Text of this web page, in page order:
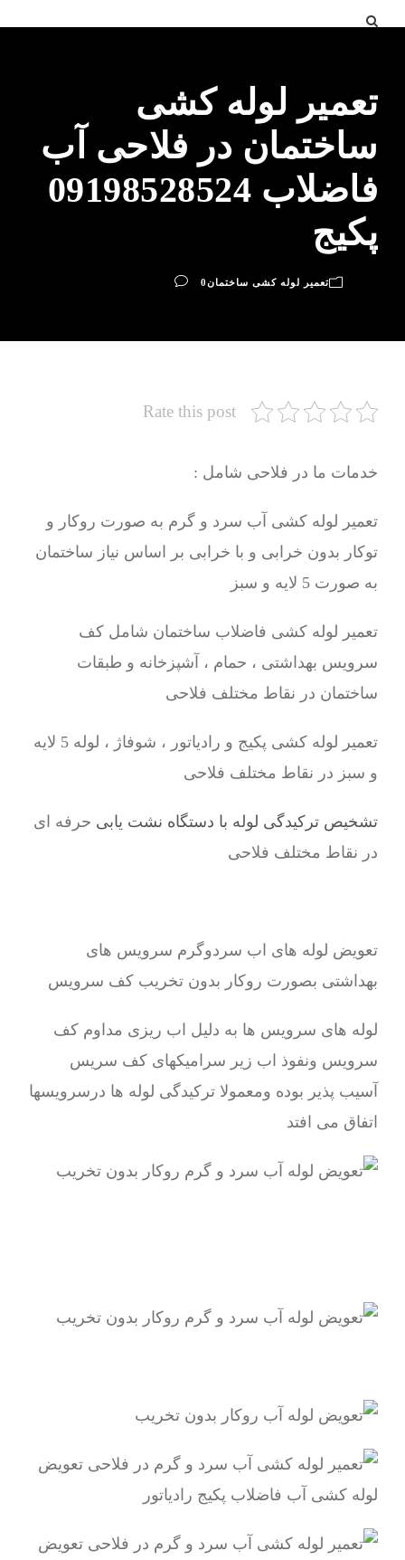
تعمیر لوله کشی
ساختمان در فلاحی آب
فاضلاب 09198528524
پکیج
تعمیر لوله کشی ساختمان0
Rate this post
خدمات ما در فلاحی شامل :
تعمیر لوله کشی آب سرد و گرم به صورت روکار و
توکار بدون خرابی و با خرابی بر اساس نیاز ساختمان
به صورت 5 لایه و سبز
تعمیر لوله کشی فاضلاب ساختمان شامل کف
سرویس بهداشتی ، حمام ، آشپزخانه و طبقات
ساختمان در نقاط مختلف فلاحی
تعمیر لوله کشی پکیج و رادیاتور ، شوفاژ ، لوله 5 لایه
و سبز در نقاط مختلف فلاحی
تشخیص ترکیدگی لوله با دستگاه نشت یابی حرفه ای
در نقاط مختلف فلاحی
تعویض لوله های اب سردوگرم سرویس های
بهداشتی بصورت روکار بدون تخریب کف سرویس
لوله های سرویس ها به دلیل اب ریزی مداوم کف
سرویس ونفوذ اب زیر سرامیکهای کف سریس
آسیب پذیر بوده ومعمولا ترکیدگی لوله ها درسرویسها
اتفاق می افتد